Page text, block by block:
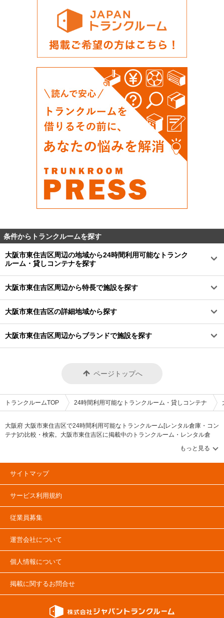
条件からトランクルームを探す
大阪市東住吉区周辺の地域から24時間利用可能なトランク
ルーム・貸しコンテナを探す
大阪市東住吉区周辺から特長で施設を探す
大阪市東住吉区の詳細地域から探す
大阪市東住吉区周辺からブランドで施設を探す
ページトップへ
トランクルームTOP 24時間利用可能なトランクルーム・貸しコンテナ
大阪府 大阪市東住吉区で24時間利用可能なトランクルーム[レンタル倉庫・コン
テナ]の比較・検索。大阪市東住吉区に掲載中のトランクルーム・レンタル倉
さ・料金[賃料]・セキュリティ・空調完備・24時間出し入れ可能などの希望条件
で絞込み！豊富な物件数から様々な方法でご希望の収納スペースを簡単に探せ
るトランクルーム情報サイトです。気になるトランクルームを見つけたら、メ
サイトマップ
サービス利用規約
従業員募集
運営会社について
個人情報について
掲載に関するお問合せ